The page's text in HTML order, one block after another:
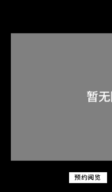
预约阅览
关于M+藏品
探索世界顶级的二